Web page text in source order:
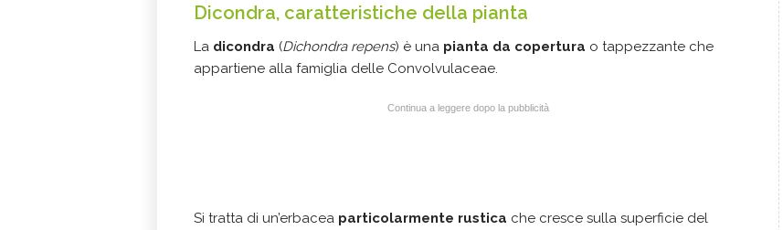
Dicondra, caratteristiche della pianta
La dicondra (Dichondra repens) è una pianta da copertura o tappezzante che
appartiene alla famiglia delle Convolvulaceae.
Continua a leggere dopo la pubblicità
Si tratta di un’erbacea particolarmente rustica che cresce sulla superficie del